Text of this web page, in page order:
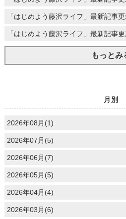
「はじめよう藤沢ライフ」最新記事
「はじめよう藤沢ライフ」最新記事
もっとみ
月別
2026年08月(1)
2026年07月(5)
2026年06月(7)
2026年05月(5)
2026年04月(4)
2026年03月(6)